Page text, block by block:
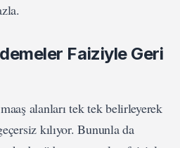
Faiziyle Geri
alanları tek tek belirleyerek
kılıyor. Bununla da